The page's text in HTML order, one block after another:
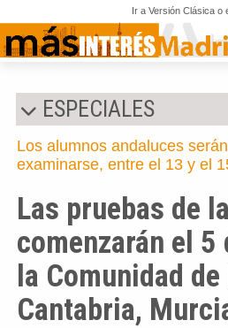
Ir a Versión Clásica o
ESPECIALES
Los alumnos andaluces
examinarse, entre el 13 y el
Las pruebas de
comenzarán el 5
la Comunidad
Cantabria,